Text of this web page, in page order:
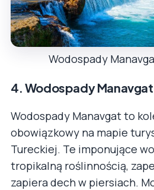
Wodospady
4. Wodospady Manavgat
Wodospady Manavgat to
obowiązkowy na mapie
Tureckiej. Te imponujące
tropikalną roślinnością,
zapiera dech w piersiach.